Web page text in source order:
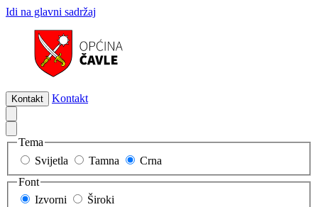
Idi na glavni sadržaj
Kontakt Kontakt
Tema
Svijetla
Tamna
Crna
Font
Izvorni
Široki